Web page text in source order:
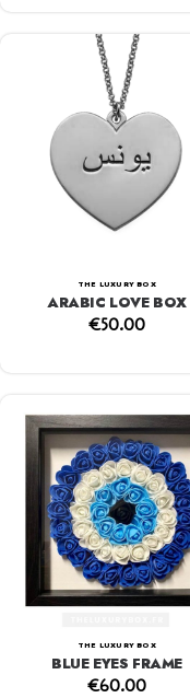
THE LUXURY BOX
ARABIC LOVE BOX
€50.00
THE LUXURY BOX
BLUE EYES FRAME
€60.00